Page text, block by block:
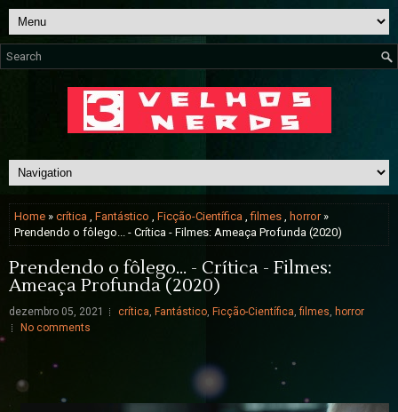
Home » crítica , Fantástico , Ficção-Científica ,filmes , horror»
Prendendo o fôlego... - Crítica - Filmes: Ameaça Profunda (2020)
Prendendo o fôlego... - Crítica - Filmes:
Ameaça Profunda (2020)
dezembro 05, 2021 crítica, Fantástico, Ficção-Científica,filmes, horror
No comments